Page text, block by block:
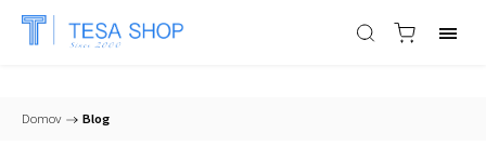
📞+421 903 553 805 info@tesa-systems.sk
Domov / Blog